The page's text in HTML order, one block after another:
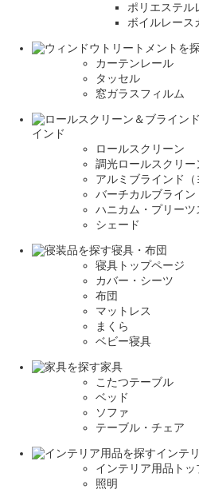
ポリエステル
ボイルレース
カーテンレール
タッセル
窓ガラスフィルム
インド
ロールスクリーン
調光ロールスクリー
アルミブラインド（
バーチカルブライン
ハニカム・プリーツ
シェード
寝具・布団
寝具トップページ
カバー・シーツ
布団
マットレス
まくら
ベビー寝具
家具
こたつテーブル
ベッド
ソファ
テーブル・チェア
インテ
インテリア用品トッ
照明